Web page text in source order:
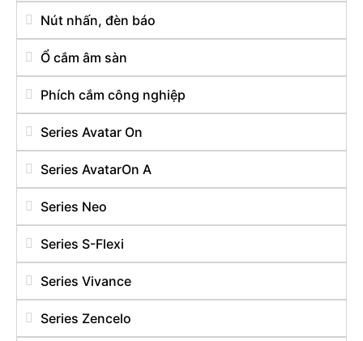
Nút nhấn, đèn báo
Ổ cắm âm sàn
Phích cắm công nghiệp
Series Avatar On
Series AvatarOn A
Series Neo
Series S-Flexi
Series Vivance
Series Zencelo